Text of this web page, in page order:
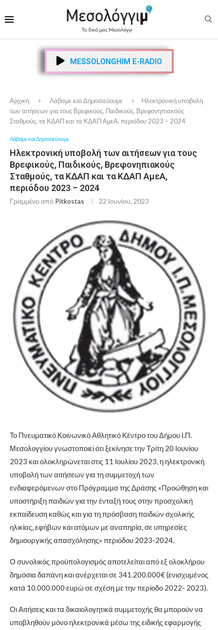
MESSOLONGHIM E-RADIO
Αρχική Λάβαμε και Δημοσιεύουμε
Ηλεκτρονική υποβολή
των αιτήσεων για τους Βρεφικούς, Παιδικούς, Βρεφονηπιακούς
Σταθμούς, τα ΚΔΑΠ και τα ΚΔΑΠ ΑμεΑ, περιόδου 2023 – 2024
Λάβαμε και Δημοσιεύουμε
Ηλεκτρονική υποβολή των αιτήσεων για τους
Βρεφικούς, Παιδικούς, Βρεφονηπιακούς
Σταθμούς, τα ΚΔΑΠ και τα ΚΔΑΠ ΑμεΑ,
περιόδου 2023 – 2024
Γραμμένο από Pitkostas 22 Ιουνίου, 2023
Το Πνευματικό Κοινωνικό Αθλητικό Κέντρο του Δήμου Ι.Π.
Μεσολογγίου γνωστοποιεί ότι ξεκίνησε την Τρίτη 20 Ιουνίου
2023 και ολοκληρώνεται στις 11 Ιουλίου 2023, η ηλεκτρονική
υποβολή των αιτήσεων για τη συμμετοχή των
ενδιαφερόμενων στο Πρόγραμμα της Δράσης «Προώθηση και
υποστήριξη παιδιών για την ένταξή τους στην προσχολική
εκπαίδευση καθώς και για τη πρόσβαση παιδιών σχολικής
ηλικίας, εφήβων και ατόμων με αναπηρία, σε υπηρεσίες
δημιουργικής απασχόλησης» περιόδου 2023-2024.
Ο συνολικός προϋπολογισμός αποτελείται από εξ ολοκλήρου
δημόσια δαπάνη και ανέρχεται σε 341.200.000€ (ενισχυμένος
κατά 10.000.000 ευρώ σε σχέση με την περίοδο 2022- 2023).
Οι Αιτήσεις και τα δικαιολογητικά συμμετοχής θα μπορούν να
υποβληθούν μόνο ηλεκτρονικά μέσω της ειδικής εφαρμογής